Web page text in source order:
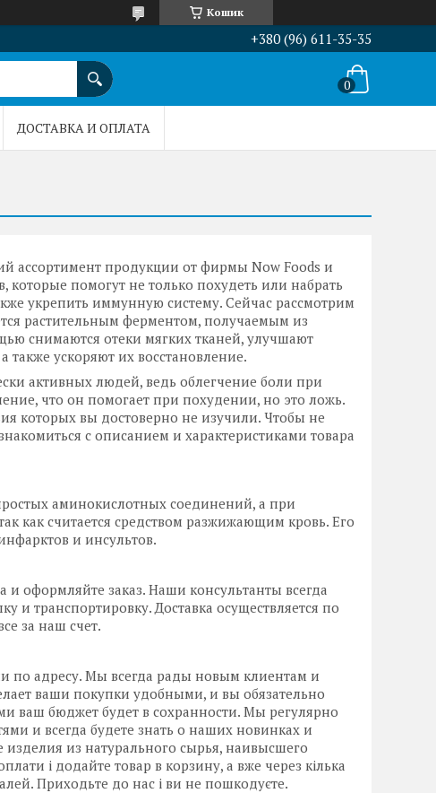
Кошик
+380 (96) 611-35-35
ДОСТАВКА И ОПЛАТА
ассортимент продукции от фирмы Now Foods и
помогут не только похудеть или набрать
укрепить иммунную систему. Сейчас рассмотрим
растительным ферментом, получаемым из
снимаются отеки мягких тканей, улучшают
ускоряют их восстановление.
активных людей, ведь облегчение боли при
что он помогает при похудении, но это ложь.
которых вы достоверно не изучили. Чтобы не
с описанием и характеристиками товара
аминокислотных соединений, а при
как считается средством разжижающим кровь. Его
и инсультов.
и оформляйте заказ. Наши консультанты всегда
транспортировку. Доставка осуществляется по
за наш счет.
по адресу. Мы всегда рады новым клиентам и
ваши покупки удобными, и вы обязательно
ваш бюджет будет в сохранности. Мы регулярно
и всегда будете знать о наших новинках и
из натурального сырья, наивысшего
і додайте товар в корзину, а вже через кілька
Приходьте до нас і ви не пошкодуєте.